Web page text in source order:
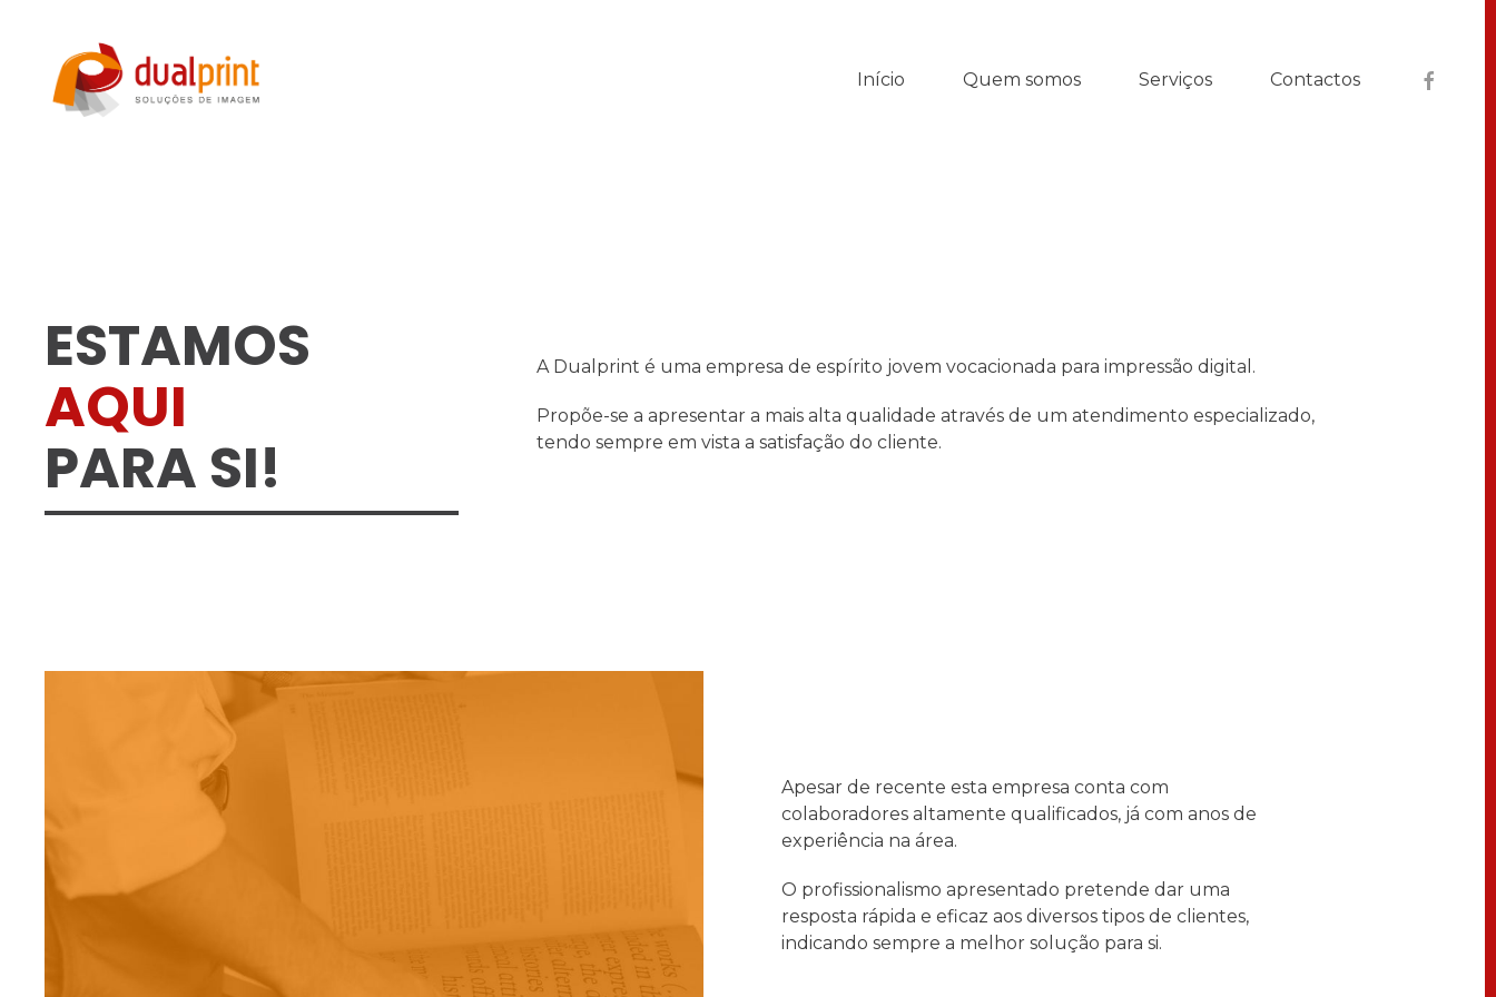
Início Quem somos Serviços Contactos
ESTAMOS
AQUI
PARA SI!
A Dualprint é uma empresa de espírito jovem vocacionada para impressão digital.
Propõe-se a apresentar a mais alta qualidade através de um atendimento especializado,
tendo sempre em vista a satisfação do cliente.
Apesar de recente esta empresa conta com
colaboradores altamente qualificados, já com anos de
experiência na área.
O profissionalismo apresentado pretende dar uma
resposta rápida e eficaz aos diversos tipos de clientes,
indicando sempre a melhor solução para si.